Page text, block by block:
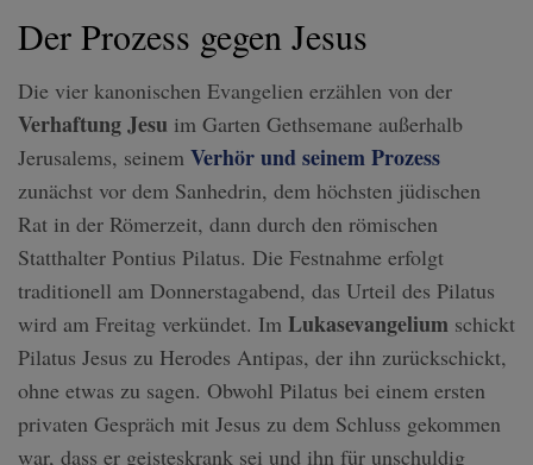
Der Prozess gegen Jesus
Die vier kanonischen Evangelien erzählen von der
Verhaftung Jesu im Garten Gethsemane außerhalb
Jerusalems, seinem Verhör und seinem Prozess
zunächst vor dem Sanhedrin, dem höchsten jüdischen
Rat in der Römerzeit, dann durch den römischen
Statthalter Pontius Pilatus. Die Festnahme erfolgt
traditionell am Donnerstagabend, das Urteil des Pilatus
wird am Freitag verkündet. Im Lukasevangelium schickt
Pilatus Jesus zu Herodes Antipas, der ihn zurückschickt,
ohne etwas zu sagen. Obwohl Pilatus bei einem ersten
privaten Gespräch mit Jesus zu dem Schluss gekommen
war, dass er geisteskrank sei und ihn für unschuldig